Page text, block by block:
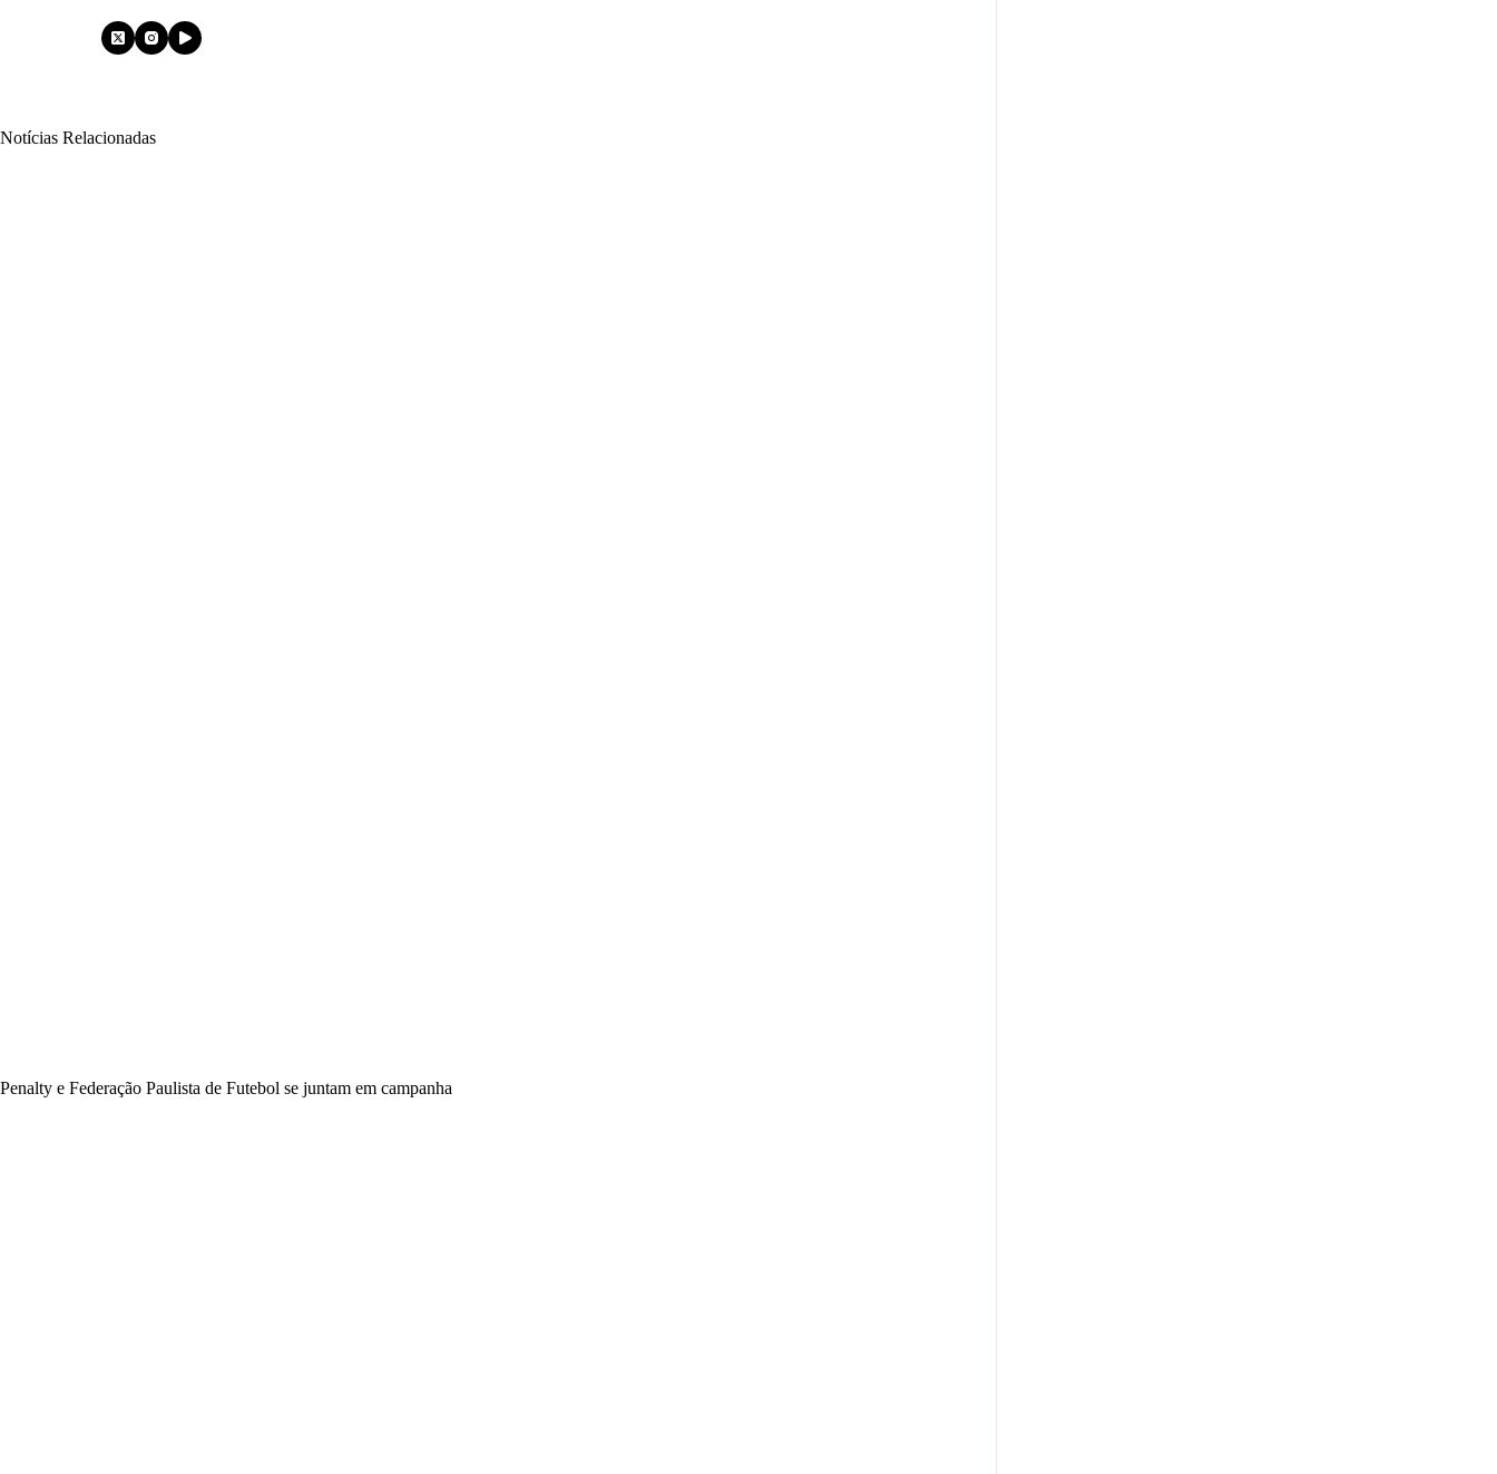
Notícias Relacionadas
Penalty e Federação Paulista de Futebol se juntam em campanha